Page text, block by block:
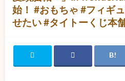
始！ #おもちゃ #フィギ
せたい #タイトーくじ本